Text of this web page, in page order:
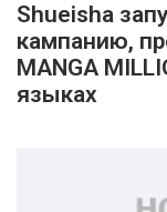
Shueisha
кампанию,
MANGA
языках